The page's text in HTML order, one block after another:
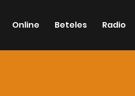
Online Beteles Radio